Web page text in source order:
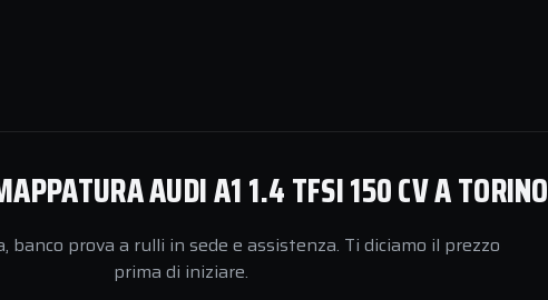
AUDI A1 1.4 TFSI 150 CV A TORINO
banco prova a rulli in sede e assistenza. Ti diciamo il prezzo
prima di iniziare.